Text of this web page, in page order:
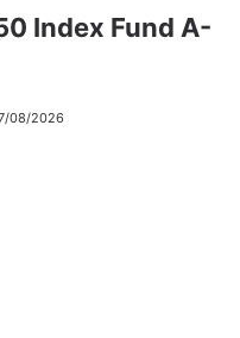
Index Fund A-
08/2026